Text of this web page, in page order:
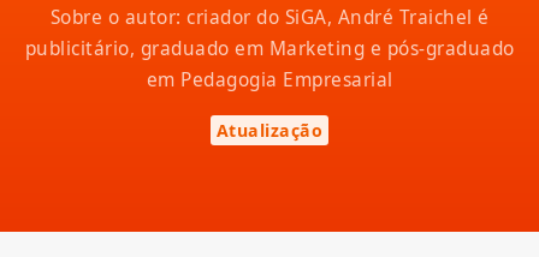
Sobre o autor: criador do SiGA, André Traichel é
publicitário, graduado em Marketing e pós-graduado
em Pedagogia Empresarial
Atualização